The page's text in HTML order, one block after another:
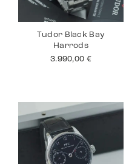
Tudor Black Bay
Harrods
3.990,00 €